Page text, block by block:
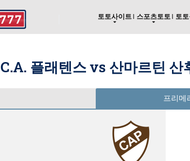
토토사이트 스포츠토토 토
C.A. 플래텐스 vs 산마르틴 산
프리메